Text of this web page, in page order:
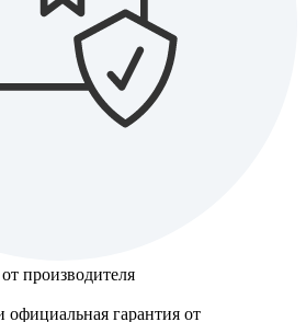
производителя
гарантия от